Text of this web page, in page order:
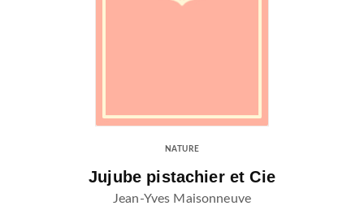
NATURE
Jujube pistachier et Cie
Jean-Yves Maisonneuve